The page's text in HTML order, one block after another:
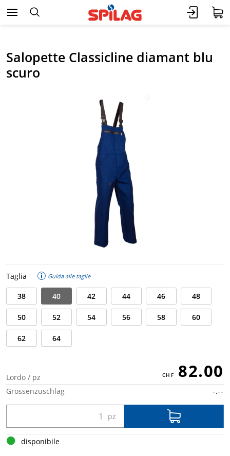
Salopette Classicline diamant blu
scuro
Taglia Guida alle taglie
38 40 42 44 46 48
50 52 54 56 58 60
62 64
Lordo / pz 82.00
Grössenzuschlag -.--
disponibile